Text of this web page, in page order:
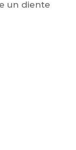
un diente